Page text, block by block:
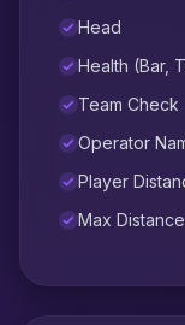
Head
Health (Bar,
Team Check
Operator
Player
Max Distance